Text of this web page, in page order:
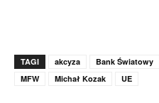
TAGI akcyza Bank Światowy
MFW
Michał Kozak UE